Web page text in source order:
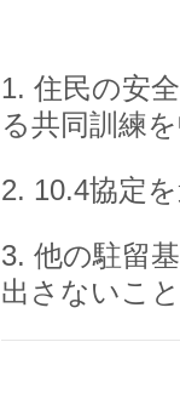
1. 住民の安
る共同訓練
2. 10.4協定
3. 他の駐留
出さないこ